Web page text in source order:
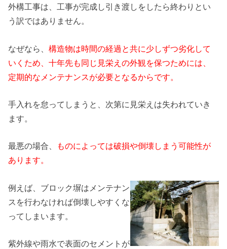
外構工事は、工事が完成し引き渡しをしたら終わりとい
う訳ではありません。
なぜなら、構造物は時間の経過と共に少しずつ劣化して
いくため、十年先も同じ見栄えの外観を保つためには、
定期的なメンテナンスが必要となるからです。
手入れを怠ってしまうと、次第に見栄えは失われていき
ます。
最悪の場合、
ものによっては破損や倒壊しまう可能性が
あります。
例えば、ブロック塀はメンテナン
スを行わなければ倒壊しやすくな
ってしまいます。
紫外線や雨水で表面のセメントが